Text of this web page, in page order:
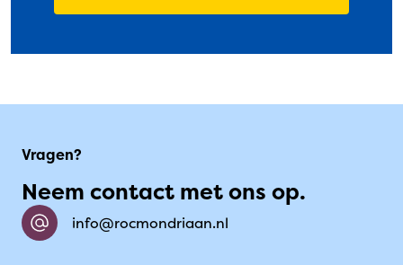
Vragen?
Neem contact met ons op.
info@rocmondriaan.nl